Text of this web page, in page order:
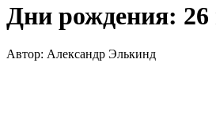
Дни рождения: 26
Автор: Александр Элькинд